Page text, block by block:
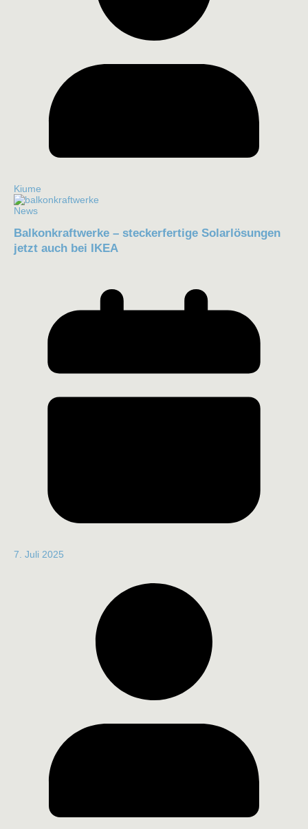
Kiume
News
Balkonkraftwerke – steckerfertige Solarlösungen
jetzt auch bei IKEA
7. Juli 2025